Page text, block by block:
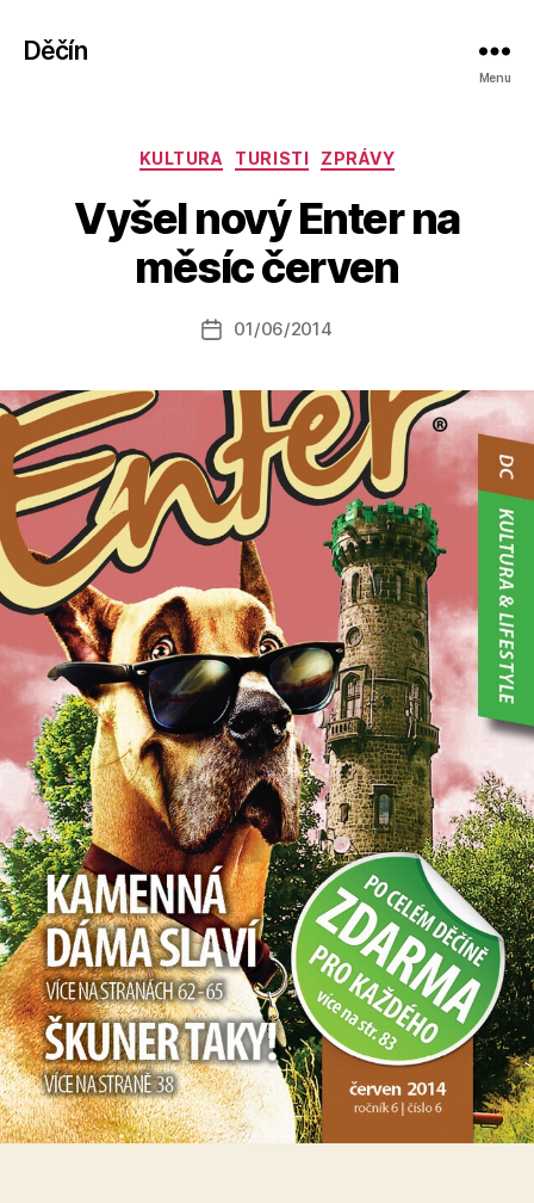
Děčín
Menu
Rubriky
KULTURA TURISTI ZPRÁVY
Vyšel nový Enter na
měsíc červen
Autor
příspěvku
A
u
o
a
s
o
Datum
01/06/2014